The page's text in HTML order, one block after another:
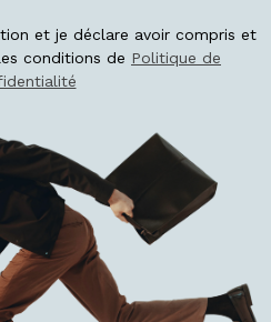
et je déclare avoir compris et
conditions de Politique de